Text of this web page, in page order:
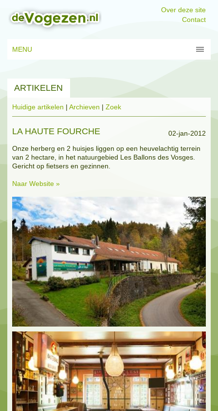
Over deze site
Contact
MENU
ARTIKELEN
Huidige artikelen | Archieven | Zoek
LA HAUTE FOURCHE
02-jan-2012
Onze herberg en 2 huisjes liggen op een heuvelachtig terrein
van 2 hectare, in het natuurgebied Les Ballons des Vosges.
Gericht op fietsers en gezinnen.
Naar Website »